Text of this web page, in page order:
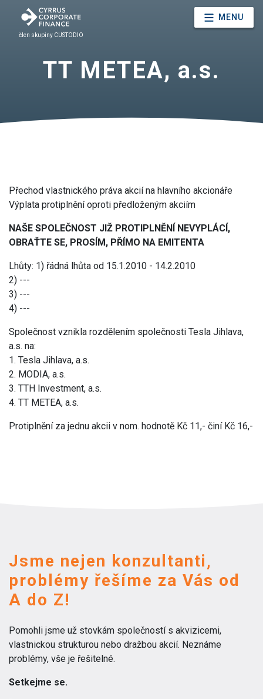
člen skupiny CUSTODIO
MENU
TT METEA, a.s.
Přechod vlastnického práva akcií na hlavního akcionáře
Výplata protiplnění oproti předloženým akciím
NAŠE SPOLEČNOST JIŽ PROTIPLNĚNÍ NEVYPLÁCÍ,
OBRAŤTE SE, PROSÍM, PŘÍMO NA EMITENTA
Lhůty: 1) řádná lhůta od 15.1.2010 - 14.2.2010
2) ---
3) ---
4) ---
Společnost vznikla rozdělením společnosti Tesla Jihlava,
a.s. na:
1. Tesla Jihlava, a.s.
2. MODIA, a.s.
3. TTH Investment, a.s.
4. TT METEA, a.s.
Protiplnění za jednu akcii v nom. hodnotě Kč 11,- činí Kč 16,-
Jsme nejen konzultanti,
problémy řešíme za Vás od
A do Z!
Pomohli jsme už stovkám společností s akvizicemi,
vlastnickou strukturou nebo dražbou akcií. Neznáme
problémy, vše je řešitelné.
Setkejme se.